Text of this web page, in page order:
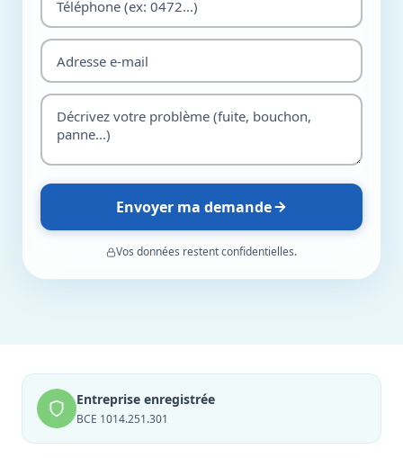
Envoyer ma demande
Vos données restent confidentielles.
Entreprise enregistrée
BCE 1014.251.301